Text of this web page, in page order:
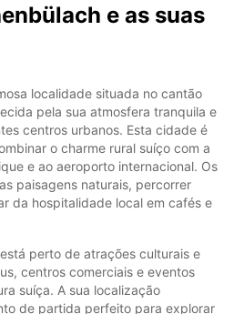
e as suas
localidade situada no cantão
pela sua atmosfera tranquila e
centros urbanos. Esta cidade é
o charme rural suíço com a
e ao aeroporto internacional. Os
paisagens naturais, percorrer
da hospitalidade local em cafés e
perto de atrações culturais e
centros comerciais e eventos
suíça. A sua localização
de partida perfeito para explorar